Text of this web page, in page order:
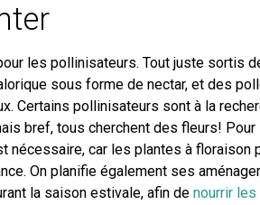
les pollinisateurs. Tout juste sortis
sous forme de nectar, et des
Certains pollinisateurs sont à la
bref, tous cherchent des fleurs! Pour
nécessaire, car les plantes à floraison
On planifie également ses
la saison estivale, afin de nourrir les